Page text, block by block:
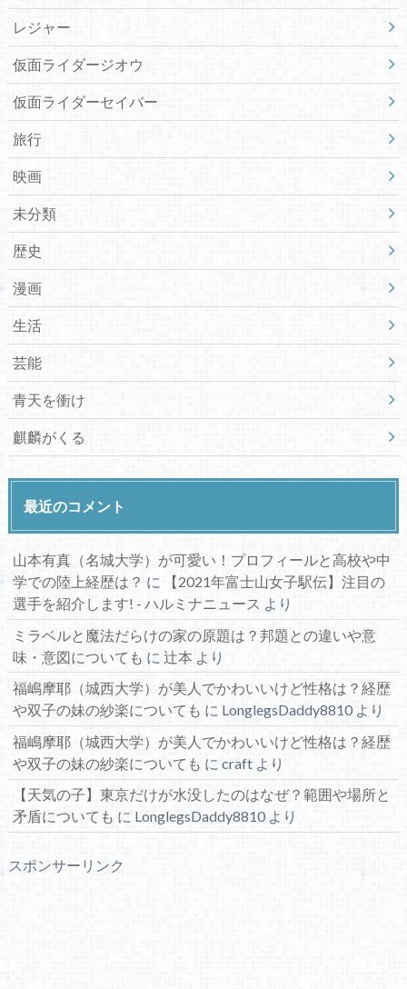
レジャー
仮面ライダージオウ
仮面ライダーセイバー
旅行
映画
未分類
歴史
漫画
生活
芸能
青天を衝け
麒麟がくる
最近のコメント
山本有真（名城大学）が可愛い！プロフィールと高校や中
学での陸上経歴は？ に
【2021年富士山女子駅伝】注目の
選手を紹介します! - ハルミナニュース より
ミラベルと魔法だらけの家の原題は？邦題との違いや意
味・意図についても に 辻本 より
福嶋摩耶（城西大学）が美人でかわいいけど性格は？経歴
や双子の妹の紗楽についても に LonglegsDaddy8810より
福嶋摩耶（城西大学）が美人でかわいいけど性格は？経歴
や双子の妹の紗楽についても に craftより
【天気の子】東京だけが水没したのはなぜ？範囲や場所と
矛盾についても に LonglegsDaddy8810より
スポンサーリンク